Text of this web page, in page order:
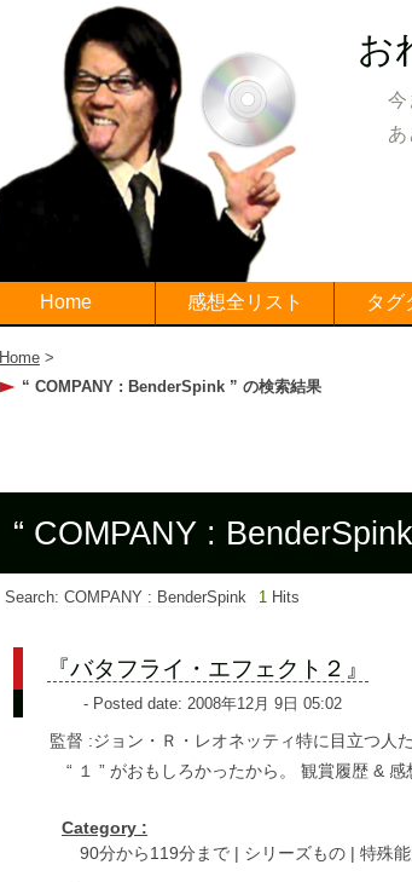
“ COMPANY :
Search: COMPANY : BenderSpink 1 Hits
『バタフライ・エフェクト２』
- Posted date: 2008年12月 9日 05:02
監督 :ジョン・Ｒ・レオネッティ特に目立つ人
“ １ ” がおもしろかったから。 観賞履歴 &
Category :
90分から119分まで | シリーズもの |特殊
お
今
あ
Home 感想全リスト タグ
Home>
“ COMPANY : BenderSpink ” の検索結果